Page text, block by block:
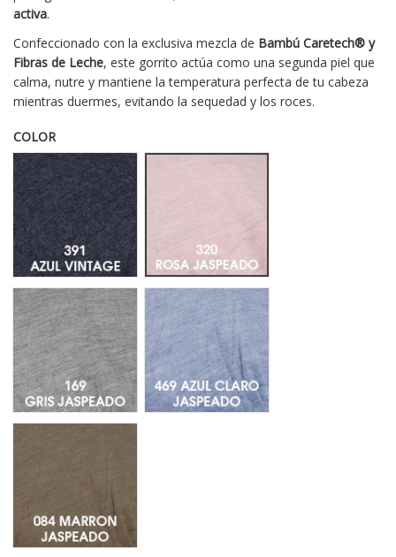
activa.
Confeccionado con la exclusiva mezcla de Bambú Caretech® y
Fibras de Leche, este gorrito actúa como una segunda piel que
calma, nutre y mantiene la temperatura perfecta de tu cabeza
mientras duermes, evitando la sequedad y los roces.
COLOR
Azul Vintage 391
Gris Jaspeado169 Azul Claro Jaspeado 469